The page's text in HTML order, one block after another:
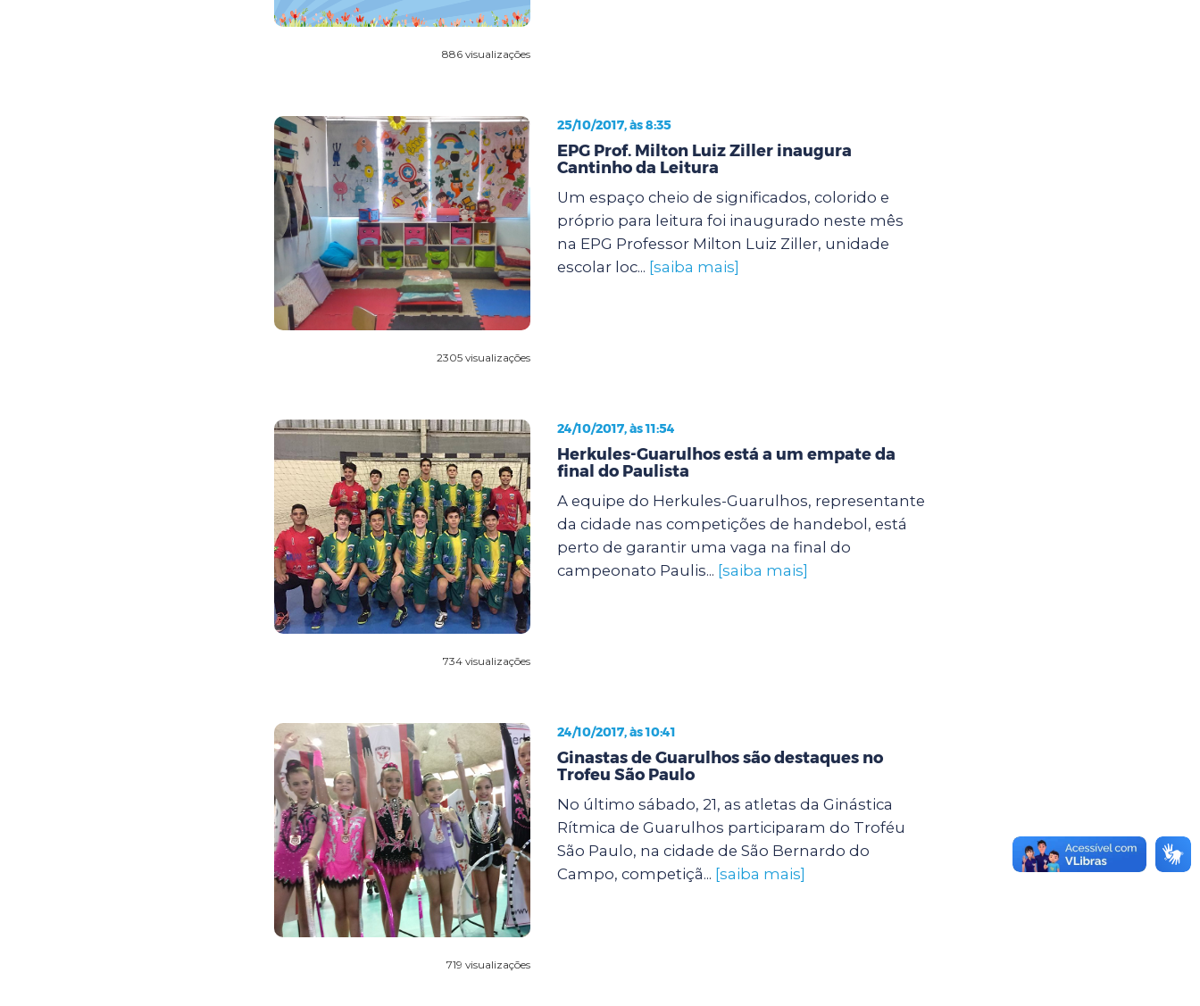
886 visualizações
2305 visualizações
25/10/2017, às 8:35
EPG Prof. Milton Luiz Ziller inaugura
Cantinho da Leitura
Um espaço cheio de significados, colorido e
próprio para leitura foi inaugurado neste mês
na EPG Professor Milton Luiz Ziller, unidade
escolar loc... [saiba mais]
734 visualizações
24/10/2017, às 11:54
Herkules-Guarulhos está a um empate da
final do Paulista
A equipe do Herkules-Guarulhos, representante
da cidade nas competições de handebol, está
perto de garantir uma vaga na final do
campeonato Paulis... [saiba mais]
719 visualizações
24/10/2017, às 10:41
Ginastas de Guarulhos são destaques no
Trofeu São Paulo
No último sábado, 21, as atletas da Ginástica
Rítmica de Guarulhos participaram do Troféu
São Paulo, na cidade de São Bernardo do
Campo, competiçã... [saiba mais]